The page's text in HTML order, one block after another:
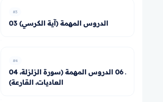
#3
03 الدروس المهمة (آية الكرسي)
#4
04 ـ 06 الدروس المهمة (سورة الزلزلة،
العاديات، القارعة)